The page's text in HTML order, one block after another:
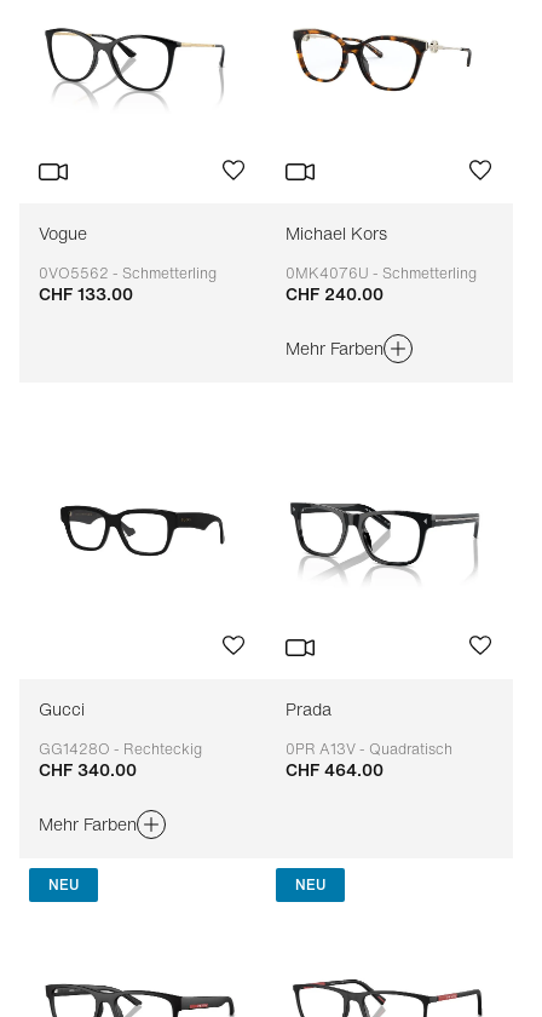
Vogue
0VO5562 - Schmetterling
Anpassbar
CHF 133.00
Michael Kors
0MK4076U - Schmetterling
Anpassbar
CHF 240.00
Mehr Farben
Gucci
GG1428O - Rechteckig
Anpassbar
CHF 340.00
Mehr Farben
Prada
0PR A13V - Quadratisch
Anpassbar
CHF 464.00
NEU NEU